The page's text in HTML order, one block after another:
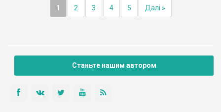
1 2 3 4 5 Далі »
Станьте нашим автором